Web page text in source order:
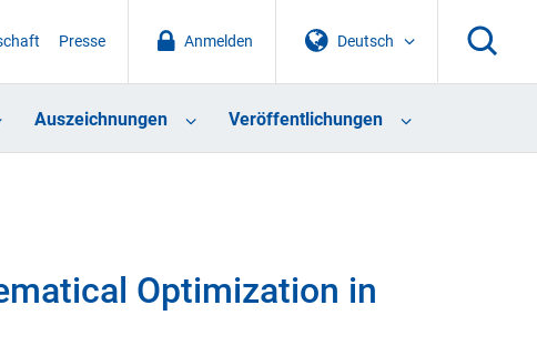
Deutsch
Anmelden
Presse
Auszeichnungen Veröffentlichungen
Optimization in